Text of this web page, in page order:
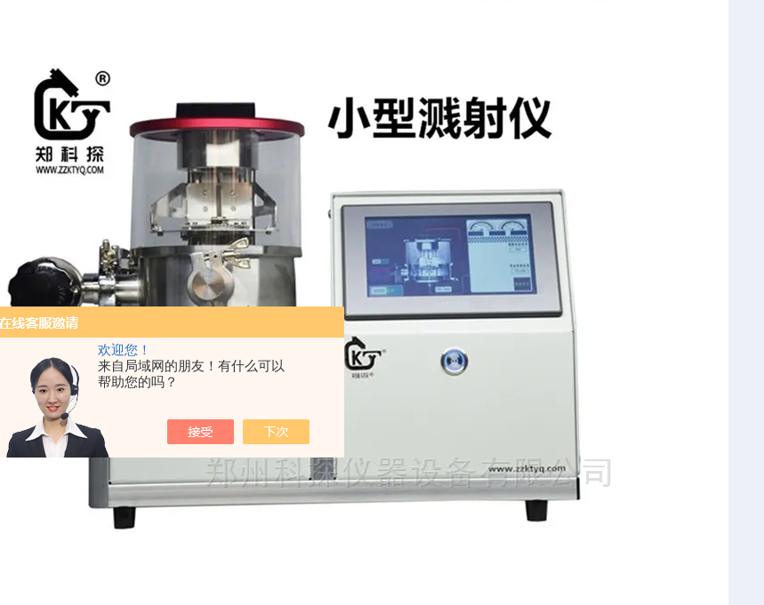
欢迎您！
来自局域网的朋友！有什么可以
帮助您的吗？